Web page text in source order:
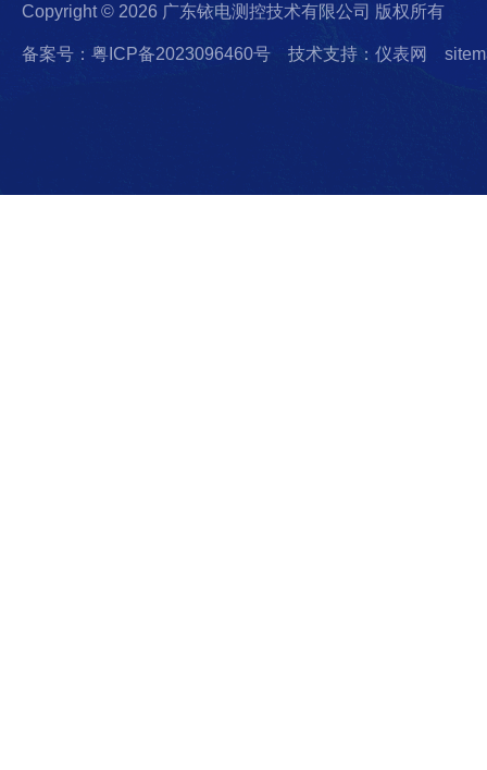
Copyright © 2026 广东铱电测控技术有限公司 版权所有
备案号：粤ICP备2023096460号 技术支持：仪表网